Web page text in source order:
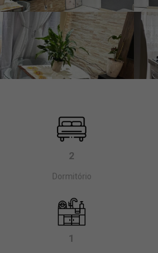
2
Dormitório
1